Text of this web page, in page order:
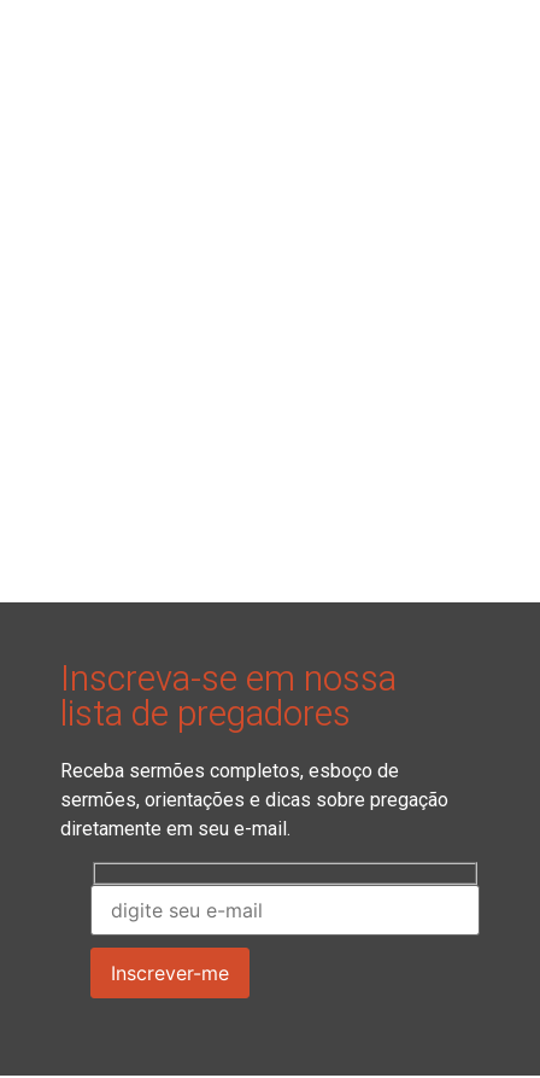
Inscreva-se em nossa
lista de pregadores
Receba sermões completos, esboço de
sermões, orientações e dicas sobre pregação
diretamente em seu e-mail.